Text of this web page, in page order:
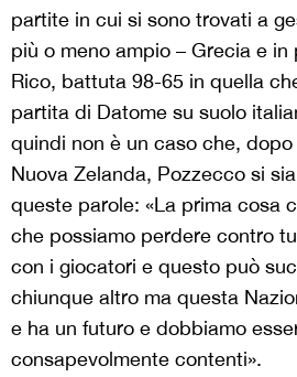
partite in cui si sono trovati a
più o meno ampio – Grecia e
Rico, battuta 98-65 in quella
partita di Datome su suolo
quindi non è un caso che,
Nuova Zelanda, Pozzecco si
queste parole: «La prima cosa
che possiamo perdere contro
con i giocatori e questo può
chiunque altro ma questa
e ha un futuro e dobbiamo
consapevolmente contenti».